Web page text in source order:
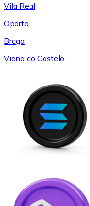
Vila Real
Oporto
Braga
Viana do Castelo